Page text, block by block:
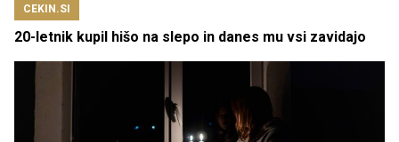
CEKIN.SI
20-letnik kupil hišo na slepo in danes mu vsi zavidajo